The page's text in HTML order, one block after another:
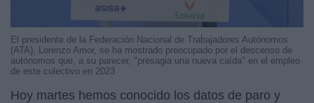
El presidente de la Federación Nacional de Trabajadores Autónomos
(ATA), Lorenzo Amor, se ha mostrado preocupado por el descenso de
autónomos que, a su parecer, "presagia una nueva caída" en el empleo
de este colectivo en 2023
Hoy martes hemos conocido los datos de paro y